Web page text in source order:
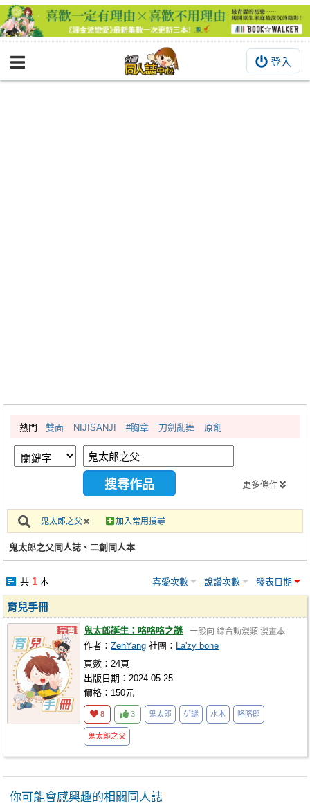
登入
BOOKY書集倉庫
繪圖藝廊
交流中心
攤位轉讓區
會員中心
註冊會員
熱門 雙面 NIJISANJI #胸章 刀劍亂舞 原創
更多條件
鬼太郎之父 加入常用搜尋
鬼太郎之父同人誌、二創同人本
共 1本 喜愛次數 說讚次數 發表日期
育兒手冊
鬼太郎誕生：咯咯咯之謎 一般向 綜合動漫類 漫畫本
作者：ZenYang 社團： La'zy bone
頁數：24頁
出版日期：2024-05-25
價格：150元
8 3 鬼太郎 ゲ謎 水木 咯咯郎
鬼太郎之父
你可能會感興趣的相關同人誌